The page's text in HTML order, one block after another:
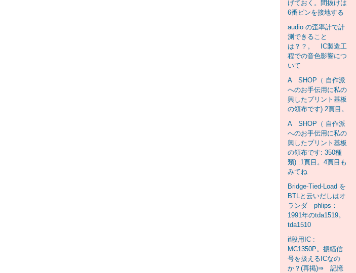
げておく。間抜けは
6番ピンを接地する
audio の歪率計で計
測できること
は？？。 IC製造工
程での音色影響につ
いて
A SHOP（ 自作派
へのお手伝用に私の
興したプリント基板
の領布です) 2頁目。
A SHOP（ 自作派
へのお手伝用に私の
興したプリント基板
の領布です: 350種
類) :1頁目。4頁目も
みてね
Bridge-Tied-Load を
BTLと云いだしはオ
ランダ phlips：
1991年のtda1519。
tda1510
if段用IC :
MC1350P。振幅信
号を扱えるICなの
か？(再掲)⇒ 記憶